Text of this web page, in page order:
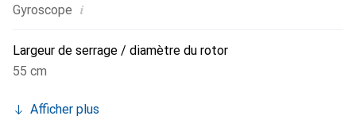
Gyroscope i
Largeur de serrage / diamètre du rotor
55 cm
Afficher plus